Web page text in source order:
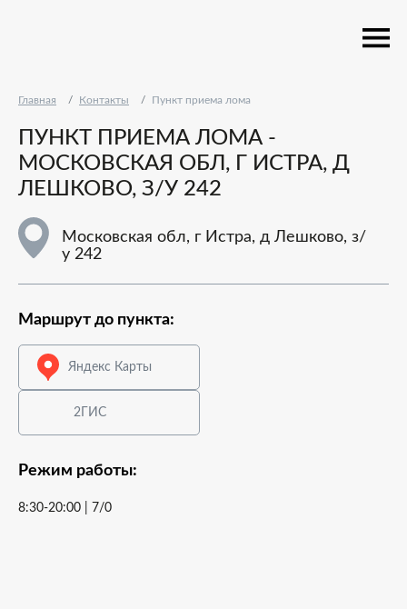
Главная Контакты Пункт приема лома
ПУНКТ ПРИЕМА ЛОМА -
МОСКОВСКАЯ ОБЛ, Г ИСТРА, Д
ЛЕШКОВО, З/У 242
Московская обл, г Истра, д Лешково, з/
у 242
Маршрут до пункта:
Яндекс Карты
2ГИС
Режим работы:
8:30-20:00 | 7/0